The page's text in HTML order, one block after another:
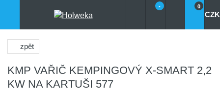
- 0
CZK
zpět
KMP VAŘIČ KEMPINGOVÝ X-SMART 2,2
KW NA KARTUŠI 577